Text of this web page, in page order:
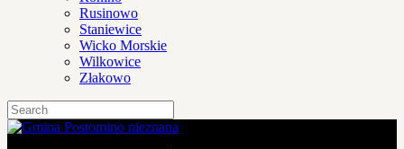
Rusinowo
Staniewice
Wicko Morskie
Wilkowice
Złakowo